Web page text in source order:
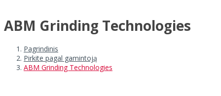
ABM Grinding Technologies
Pagrindinis
Pirkite pagal gamintoją
ABM Grinding Technologies